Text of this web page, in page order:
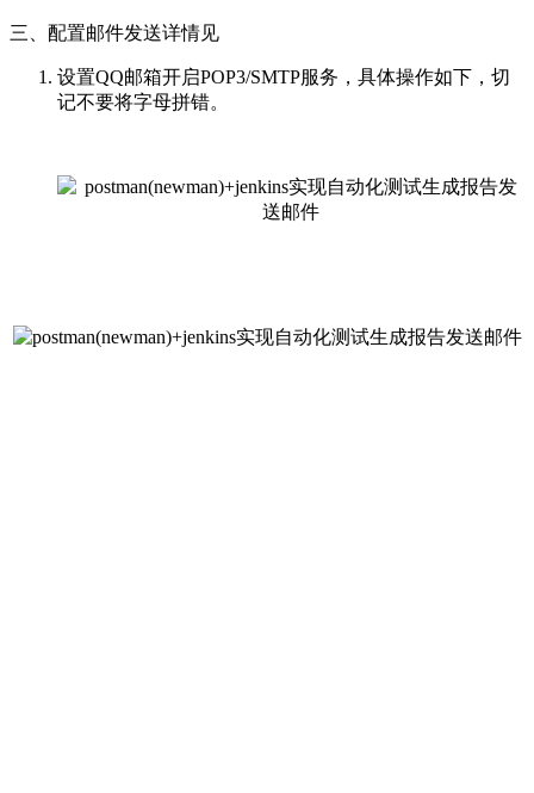
三、配置邮件发送详情见
设置QQ邮箱开启POP3/SMTP服务，具体操作如下，切
记不要将字母拼错。